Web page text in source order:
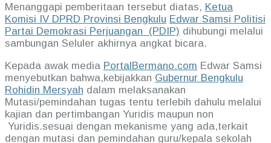
Menanggapi pemberitaan tersebut diatas, Ketua
Komisi IV DPRD Provinsi Bengkulu Edwar Samsi Politisi
Partai Demokrasi Perjuangan (PDIP) dihubungi melalui
sambungan Seluler akhirnya angkat bicara.
Kepada awak media PortalBermano.com Edwar Samsi
menyebutkan bahwa,kebijakkan Gubernur Bengkulu
Rohidin Mersyah dalam melaksanakan
Mutasi/pemindahan tugas tentu terlebih dahulu melalui
kajian dan pertimbangan Yuridis maupun non
Yuridis.sesuai dengan mekanisme yang ada,terkait
dengan mutasi dan pemindahan guru/kepala sekolah